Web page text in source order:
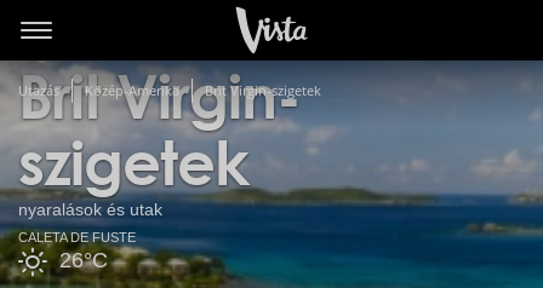
Utazás Közép-Amerika Brit Virgin-szigetek
Brit Virgin-
szigetek
nyaralások és utak
26°C
CALETA DE FUSTE